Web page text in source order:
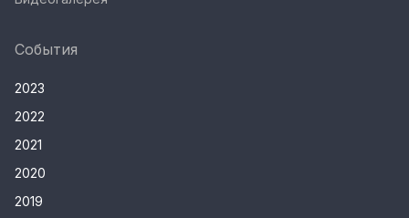
События
2023
2022
2021
2020
2019